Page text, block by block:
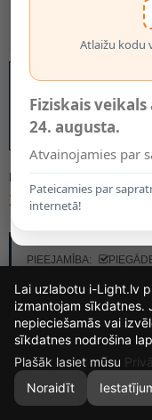
MODELIS:
303.23€
PIEEJAMĪBA:
Atlaižu kodu
Fiziskais
24. augusta.
Atvainojamies par
Pateicamies par
internetā!
14
DIENAS
1
Lai uzlabotu i-Light.lv
izmantojam sīkdatnes.
nepieciešamās vai
sīkdatnes nodrošina
Plašāk lasiet mūsu
Noraidīt